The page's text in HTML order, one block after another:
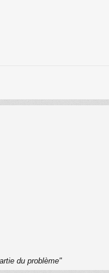
du problème"